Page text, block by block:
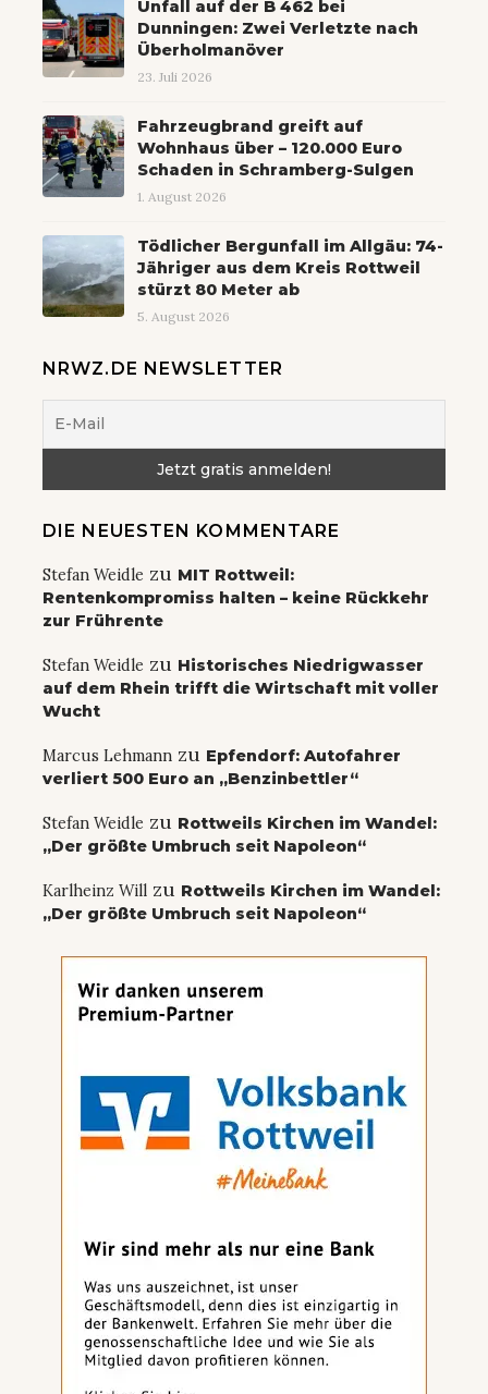
Unfall auf der B 462 bei
Dunningen: Zwei Verletzte nach
Überholmanöver
23. Juli 2026
Fahrzeugbrand greift auf
Wohnhaus über – 120.000 Euro
Schaden in Schramberg-Sulgen
1. August 2026
Tödlicher Bergunfall im Allgäu: 74-
Jähriger aus dem Kreis Rottweil
stürzt 80 Meter ab
5. August 2026
NRWZ.DE NEWSLETTER
DIE NEUESTEN KOMMENTARE
Stefan Weidle zu MIT Rottweil:
Rentenkompromiss halten – keine Rückkehr
zur Frührente
Stefan Weidle zu Historisches Niedrigwasser
auf dem Rhein trifft die Wirtschaft mit voller
Wucht
Marcus Lehmann zu Epfendorf: Autofahrer
verliert 500 Euro an „Benzinbettler“
Stefan Weidle zu Rottweils Kirchen im Wandel:
„Der größte Umbruch seit Napoleon“
Karlheinz Will zu Rottweils Kirchen im Wandel:
„Der größte Umbruch seit Napoleon“